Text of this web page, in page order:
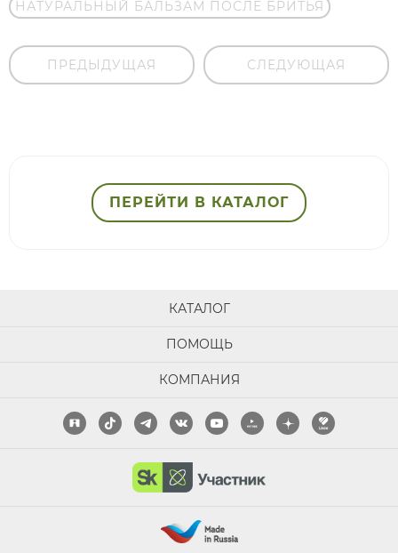
НАТУРАЛЬНЫЙ БАЛЬЗАМ ПОСЛЕ БРИТЬЯ
ПРЕДЫДУЩАЯ СЛЕДУЮЩАЯ
ПЕРЕЙТИ В КАТАЛОГ
КАТАЛОГ
ПОМОЩЬ
КОМПАНИЯ